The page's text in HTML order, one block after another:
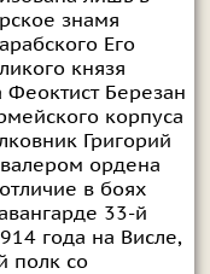
знамя
Его
князя
Березан
корпуса
Григорий
ордена
в боях
33-й
года на Висле,
полк со